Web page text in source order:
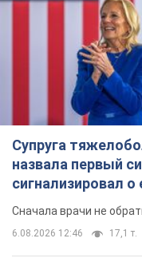
Супруга
назвала первый
сигнализировал о
Сначала врачи не
6.08.2026 12:46 17,1 т.